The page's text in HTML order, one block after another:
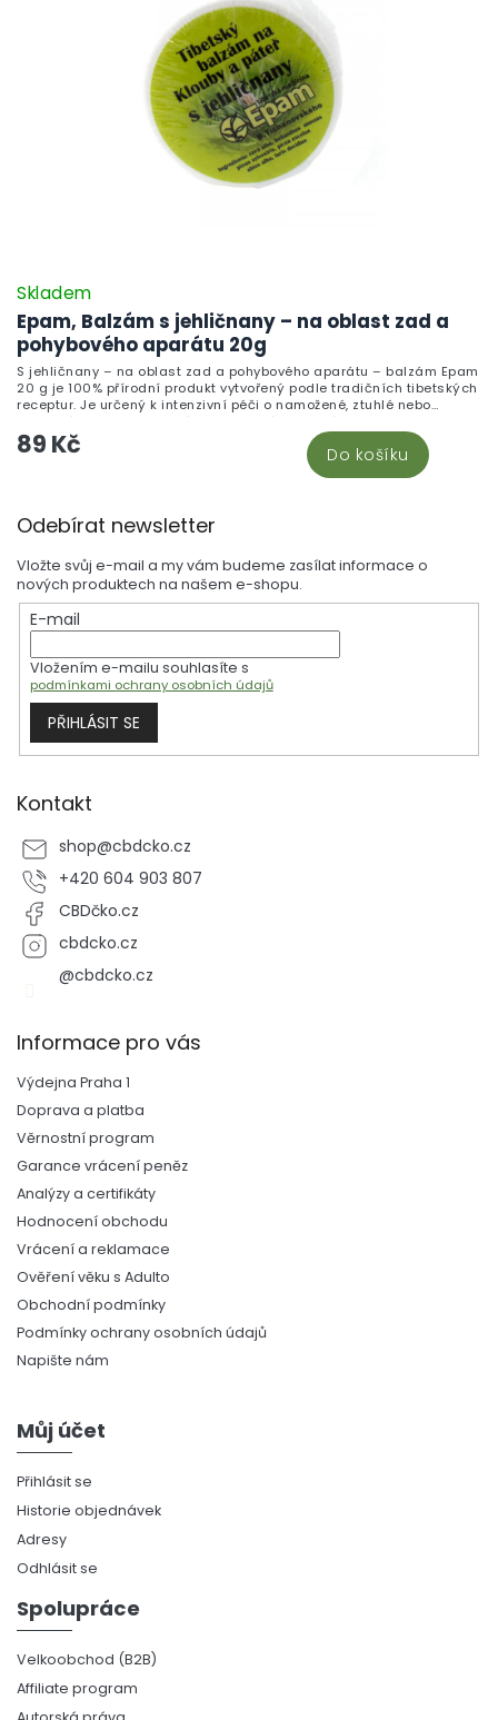
Epam, Balzám s jehličnany – na oblast zad a
pohybového aparátu 20g
Skladem
89 Kč Do košíku
S jehličnany – na oblast zad a pohybového aparátu – balzám Epam
20 g je 100% přírodní produkt vytvořený podle tradičních tibetských
receptur. Je určený k intenzivní péči o namožené, ztuhlé nebo
unavené svaly zad a celého pohybového aparátu.
Odebírat newsletter
Vložte svůj e-mail a my vám budeme zasílat informace o
nových produktech na našem e-shopu.
E-mail
Vložením e-mailu souhlasíte s
podmínkami ochrany osobních údajů
PŘIHLÁSIT SE
Kontakt
shop@cbdcko.cz
+420 604 903 807
CBDčko.cz
cbdcko.cz
@cbdcko.cz
Informace pro vás
Výdejna Praha 1
Doprava a platba
Věrnostní program
Garance vrácení peněz
Analýzy a certifikáty
Hodnocení obchodu
Vrácení a reklamace
Ověření věku s Adulto
Obchodní podmínky
Podmínky ochrany osobních údajů
Napište nám
Můj účet
Přihlásit se
Historie objednávek
Adresy
Odhlásit se
Spolupráce
Velkoobchod (B2B)
Affiliate program